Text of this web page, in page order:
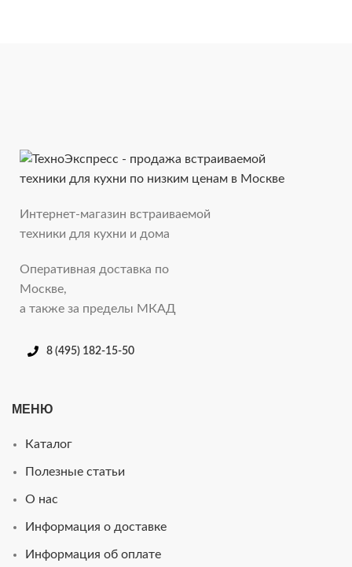
Интернет-магазин встраиваемой
техники для кухни и дома
Оперативная доставка по
Москве,
а также за пределы МКАД
8 (495) 182-15-50
МЕНЮ
Каталог
Полезные статьи
О нас
Информация о доставке
Информация об оплате